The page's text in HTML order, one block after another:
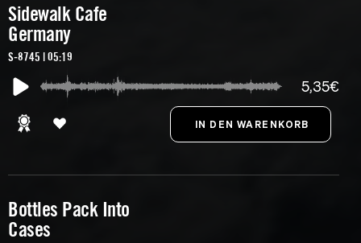
Sidewalk Cafe
Germany
S-8745 | 05:19
5,35€
Bottles Pack Into
Cases